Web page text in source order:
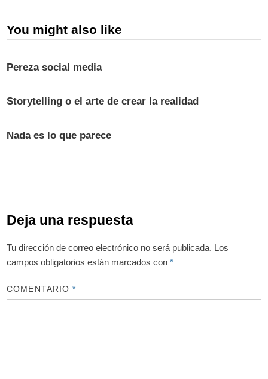
You might also like
Pereza social media
Storytelling o el arte de crear la realidad
Nada es lo que parece
Deja una respuesta
Tu dirección de correo electrónico no será publicada. Los
campos obligatorios están marcados con*
COMENTARIO*